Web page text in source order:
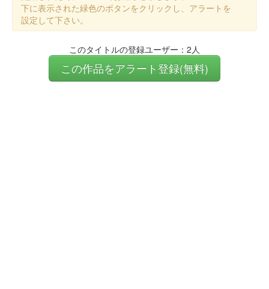
下に表示された緑色のボタンをクリックし、アラートを
設定して下さい。
このタイトルの登録ユーザー：2人
この作品をアラート登録(無料)